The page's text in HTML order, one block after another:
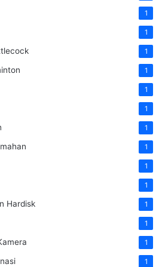
1
1
1
1
1
1
1
1
1
1
Hardisk 1
1
1
1